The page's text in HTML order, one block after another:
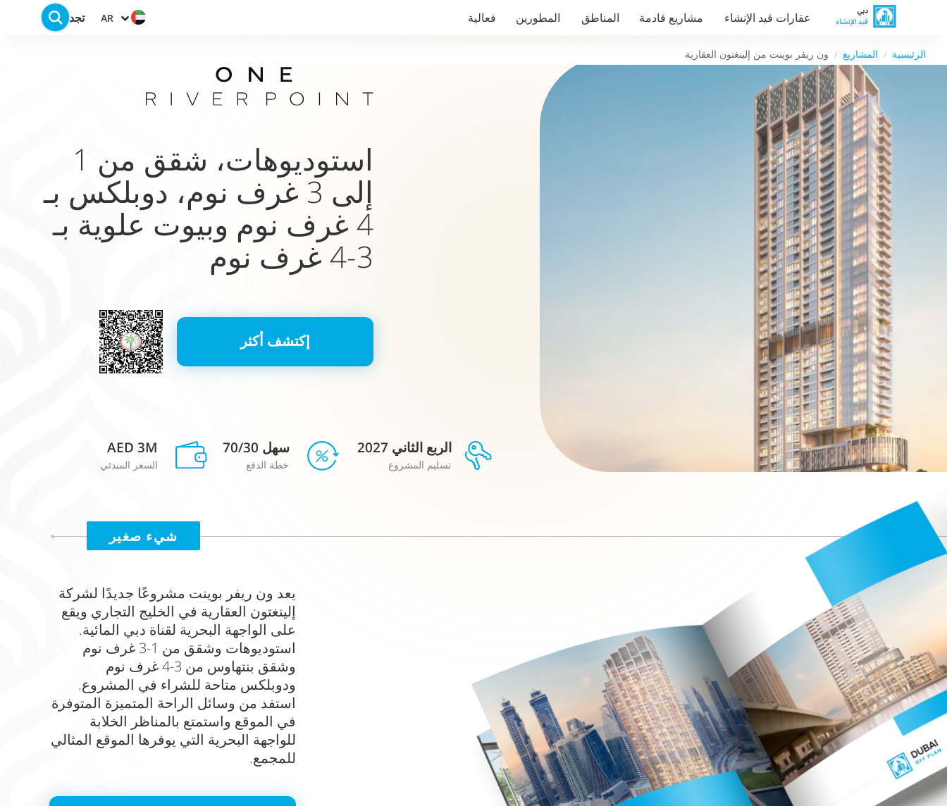
الرئيسية / المشاريع / ون ريفر بوينت من إلينغتون العقارية
تجد AR فعالية المطورين المناطق مشاريع قادمة عقارات قيد الإنشاء
استوديوهات، شقق من 1
إلى 3 غرف نوم، دوبلكس بـ
4 غرف نوم وبيوت علوية بـ
3-4 غرف نوم
إكتشف أكثر
يعد ون ريفر بوينت مشروعًا جديدًا لشركة
إلينغتون العقارية في الخليج التجاري ويقع
على الواجهة البحرية لقناة دبي المائية.
استوديوهات وشقق من 1-3 غرف نوم
وشقق بنتهاوس من 3-4 غرف نوم
ودوبلكس متاحة للشراء في المشروع.
استفد من وسائل الراحة المتميزة المتوفرة
في الموقع واستمتع بالمناظر الخلابة
للواجهة البحرية التي يوفرها الموقع المثالي
للمجمع.
AED 3M
السعر المبدئي
سهل 70/30
خطة الدفع
الربع الثاني 2027
تسليم المشروع